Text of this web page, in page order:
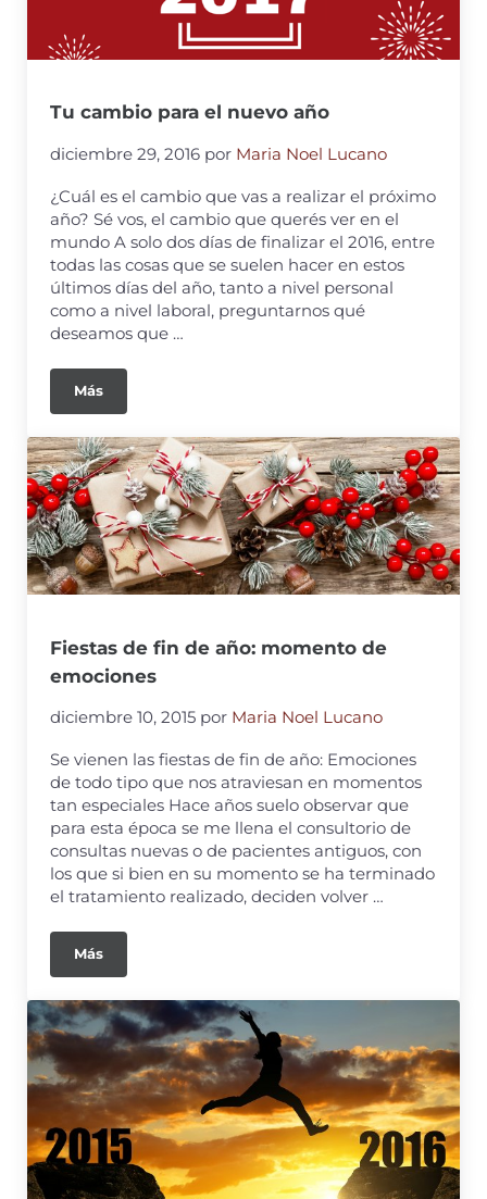
Tu cambio para el nuevo año
diciembre 29, 2016 por Maria Noel Lucano
¿Cuál es el cambio que vas a realizar el próximo
año? Sé vos, el cambio que querés ver en el
mundo A solo dos días de finalizar el 2016, entre
todas las cosas que se suelen hacer en estos
últimos días del año, tanto a nivel personal
como a nivel laboral, preguntarnos qué
deseamos que …
Más
Fiestas de fin de año: momento de
emociones
diciembre 10, 2015 por Maria Noel Lucano
Se vienen las fiestas de fin de año: Emociones
de todo tipo que nos atraviesan en momentos
tan especiales Hace años suelo observar que
para esta época se me llena el consultorio de
consultas nuevas o de pacientes antiguos, con
los que si bien en su momento se ha terminado
el tratamiento realizado, deciden volver …
Más